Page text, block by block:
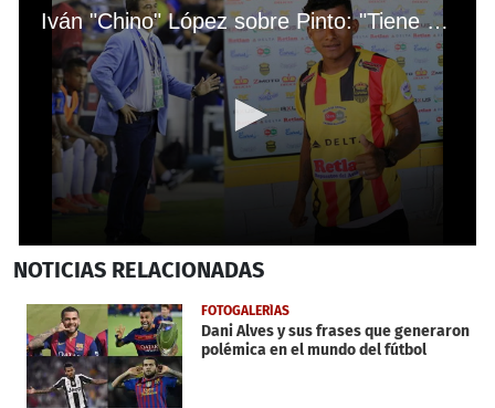
Iván "Chino" López sobre Pinto: "Tiene algo contra mí"
seconds
30
seconds
NOTICIAS RELACIONADAS
FOTOGALERÍAS
Dani Alves y sus frases que generaron
polémica en el mundo del fútbol